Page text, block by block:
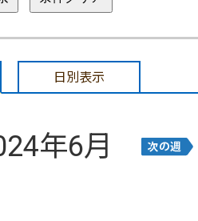
日別表示
年6月